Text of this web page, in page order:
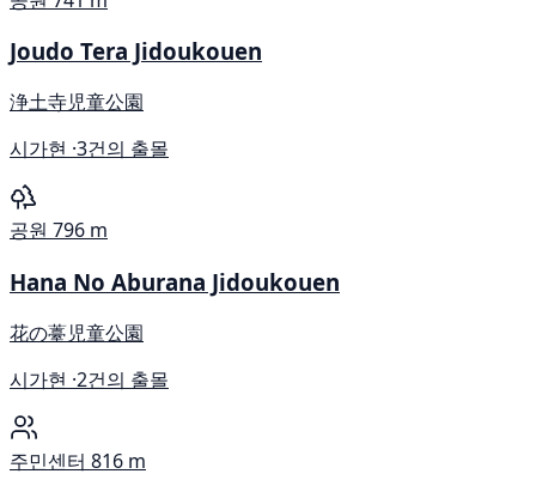
Joudo Tera Jidoukouen
浄土寺児童公園
시가현 ·3건의 출몰
공원 796 m
Hana No Aburana Jidoukouen
花の薹児童公園
시가현 ·2건의 출몰
주민센터 816 m